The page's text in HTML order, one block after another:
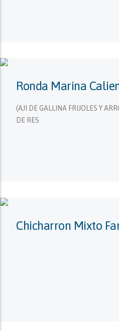
Ronda Marina
(AJI DE GALLINA FRIJOLES Y
DE RES
Chicharron Mixto